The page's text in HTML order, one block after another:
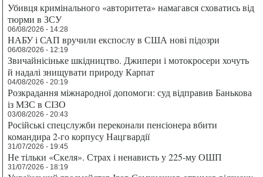
Убивця кримінального «авторитета» намагався сховатись від
тюрми в ЗСУ
06/08/2026 - 14:28
НАБУ і САП вручили експослу в США нові підозри
06/08/2026 - 12:19
Звичайнісіньке шкідництво. Джипери і мотокросери хочуть
й надалі знищувати природу Карпат
04/08/2026 - 20:19
Розкрадання міжнародної допомоги: суд відправив Банькова
із МЗС в СІЗО
03/08/2026 - 20:43
Російські спецслужби переконали пенсіонера вбити
командира 2-го корпусу Нацгвардії
31/07/2026 - 19:45
Не тільки «Скеля». Страх і ненависть у 225-му ОШП
31/07/2026 - 18:19